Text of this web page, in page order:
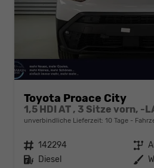
Toyota Proace City
1,5 HDI AT , 3 Sitze vorn, -
unverbindliche Lieferzeit: 10 Tage
Fahrzeugnr. 142294 Getriebe
Kraftstoff Diesel Außenfarbe